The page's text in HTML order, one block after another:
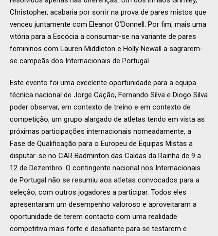
Christopher, acabaria por sorrir na prova de pares mistos que
venceu juntamente com Eleanor O’Donnell. Por fim, mais uma
vitória para a Escócia a consumar-se na variante de pares
femininos com Lauren Middleton e Holly Newall a sagrarem-
se campeãs dos Internacionais de Portugal.
Este evento foi uma excelente oportunidade para a equipa
técnica nacional de Jorge Cação, Fernando Silva e Diogo Silva
poder observar, em contexto de treino e em contexto de
competição, um grupo alargado de atletas tendo em vista as
próximas participações internacionais nomeadamente, a
Fase de Qualificação para o Europeu de Equipas Mistas a
disputar-se no CAR Badminton das Caldas da Rainha de 9 a
12 de Dezembro. O contingente nacional nos Internacionais
de Portugal não se resumiu aos atletas convocados para a
seleção, com outros jogadores a participar. Todos eles
apresentaram um desempenho valoroso e aproveitaram a
oportunidade de terem contacto com uma realidade
competitiva mais forte e desafiante para se testarem e